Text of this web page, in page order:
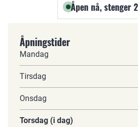
Åpen nå, stenger
Åpningstider
Mandag
Tirsdag
Onsdag
Torsdag (i dag)